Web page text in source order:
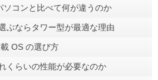
コンと比べて何が違うのか
ぶならタワー型が最適な理由
OS の選び方
くらいの性能が必要なのか